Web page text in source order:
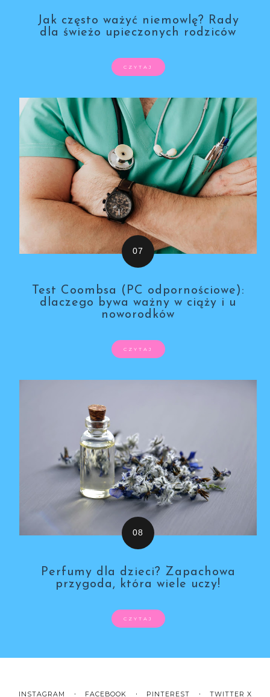
Jak często ważyć niemowlę? Rady
dla świeżo upieczonych rodziców
CZYTAJ
Test Coombsa (PC odpornościowe):
dlaczego bywa ważny w ciąży i u
noworodków
CZYTAJ
Perfumy dla dzieci? Zapachowa
przygoda, która wiele uczy!
CZYTAJ
INSTAGRAM FACEBOOK PINTEREST TWITTER X